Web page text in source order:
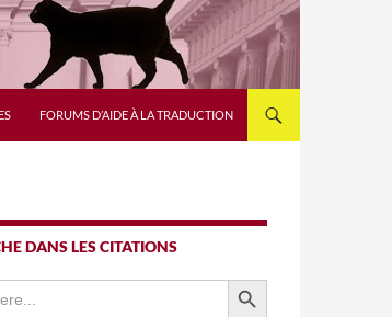
FORUMS D’AIDE À LA TRADUCTION
DANS LES CITATIONS
SEARCH BUTTON